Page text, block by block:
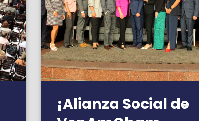
¡Alianza Social de